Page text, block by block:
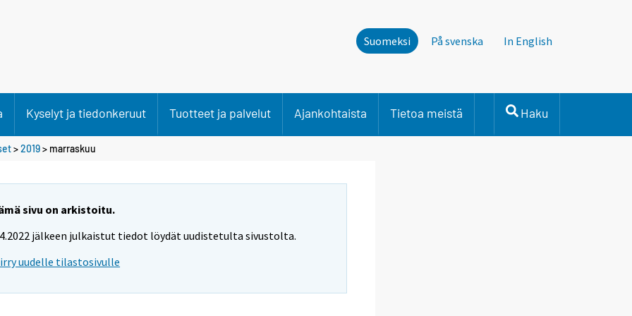
Suomeksi På svenska In English
Kyselyt ja tiedonkeruut Tuotteet ja palvelut Ajankohtaista Tietoa meistä Haku
>2019> marraskuu
sivu on arkistoitu.
jälkeen julkaistut tiedot löydät uudistetulta sivustolta.
uudelle tilastosivulle